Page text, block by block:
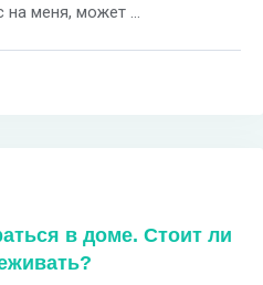
на меня, может ...
в доме. Стоит ли